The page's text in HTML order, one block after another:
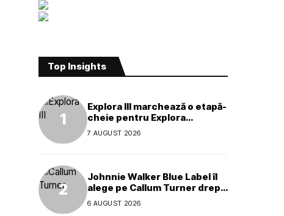
Top Insights
Explora III marchează o etapă-
cheie pentru Explora
Journeys
7 AUGUST 2026
Johnnie Walker Blue Label îl
alege pe Callum Turner drept
noul ambasador global al
mărcii
6 AUGUST 2026